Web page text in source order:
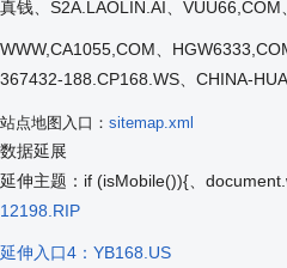
真钱、S2A.LAOLIN.AI、
WWW,CA1055,COM、
367432-188.CP168.WS、CHINA-
站点地图入口： sitemap.xml
数据延展
延伸主题：if (isMobile()){、
12198.RIP
延伸入口4：YB168.US